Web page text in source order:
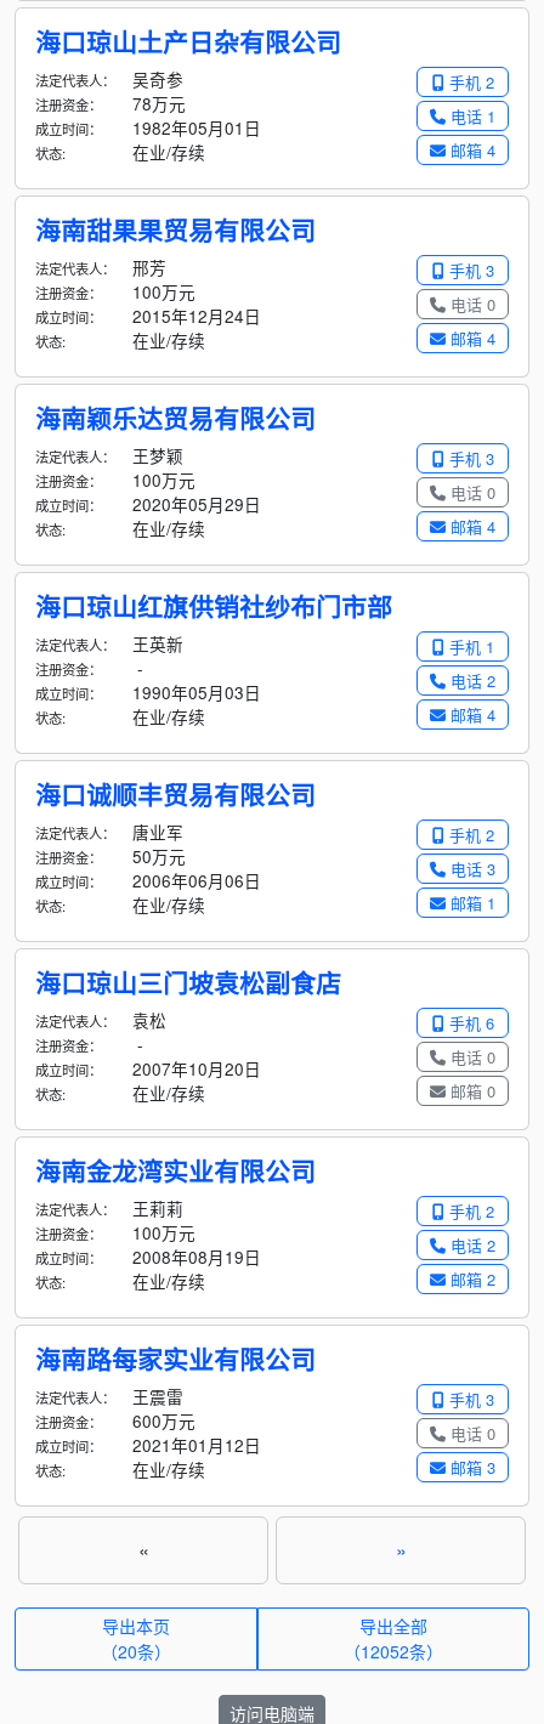
海口琼山土产日杂有限公司
手机 2
电话 1
邮箱 4
法定代表人： 吴奇参
注册资金： 78万元
成立时间： 1982年05月01日
状态: 在业/存续
海南甜果果贸易有限公司
手机 3
电话 0
邮箱 4
法定代表人： 邢芳
注册资金： 100万元
成立时间： 2015年12月24日
状态: 在业/存续
海南颖乐达贸易有限公司
手机 3
电话 0
邮箱 4
法定代表人： 王梦颖
注册资金： 100万元
成立时间： 2020年05月29日
状态: 在业/存续
海口琼山红旗供销社纱布门市部
手机 1
电话 2
邮箱 4
法定代表人： 王英新
注册资金： -
成立时间： 1990年05月03日
状态: 在业/存续
海口诚顺丰贸易有限公司
手机 2
电话 3
邮箱 1
法定代表人： 唐业军
注册资金： 50万元
成立时间： 2006年06月06日
状态: 在业/存续
海口琼山三门坡袁松副食店
手机 6
电话 0
邮箱 0
法定代表人： 袁松
注册资金： -
成立时间： 2007年10月20日
状态: 在业/存续
海南金龙湾实业有限公司
手机 2
电话 2
邮箱 2
法定代表人： 王莉莉
注册资金： 100万元
成立时间： 2008年08月19日
状态: 在业/存续
海南路每家实业有限公司
手机 3
电话 0
邮箱 3
法定代表人： 王震雷
注册资金： 600万元
成立时间： 2021年01月12日
状态: 在业/存续
« »
导出本页
（20条）
导出全部
（12052条）
访问电脑端